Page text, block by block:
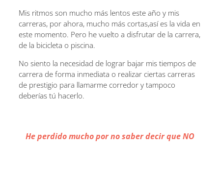
Mis ritmos son mucho más lentos este año y mis
carreras, por ahora, mucho más cortas,así es la vida en
este momento. Pero he vuelto a disfrutar de la carrera,
de la bicicleta o piscina.
No siento la necesidad de lograr bajar mis tiempos de
carrera de forma inmediata o realizar ciertas carreras
de prestigio para llamarme corredor y tampoco
deberías tú hacerlo.
He perdido mucho por no saber decir que NO